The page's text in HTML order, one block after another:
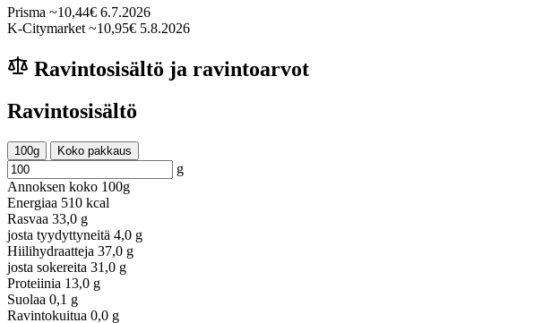
Prisma ~10,44€ 6.7.2026
K-Citymarket ~10,95€ 5.8.2026
Ravintosisältö ja ravintoarvot
Ravintosisältö
100g Koko pakkaus
g
Annoksen koko 100g
Energiaa 510 kcal
Rasvaa 33,0 g
josta tyydyttyneitä 4,0 g
Hiilihydraatteja 37,0 g
josta sokereita 31,0 g
Proteiinia 13,0 g
Suolaa 0,1 g
Ravintokuitua 0,0 g